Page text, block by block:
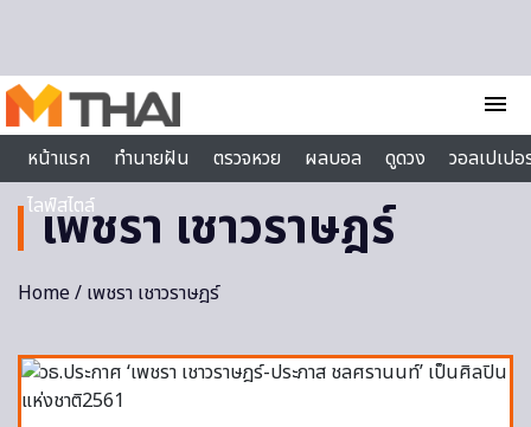
menu
หน้าแรก
ทำนายฝัน ตรวจหวย ผลบอล ดูดวง
วอลเปเป
ไลฟ์สไตล์
เพชรา เชาวราษฎร์
Home/ เพชรา เชาวราษฎร์